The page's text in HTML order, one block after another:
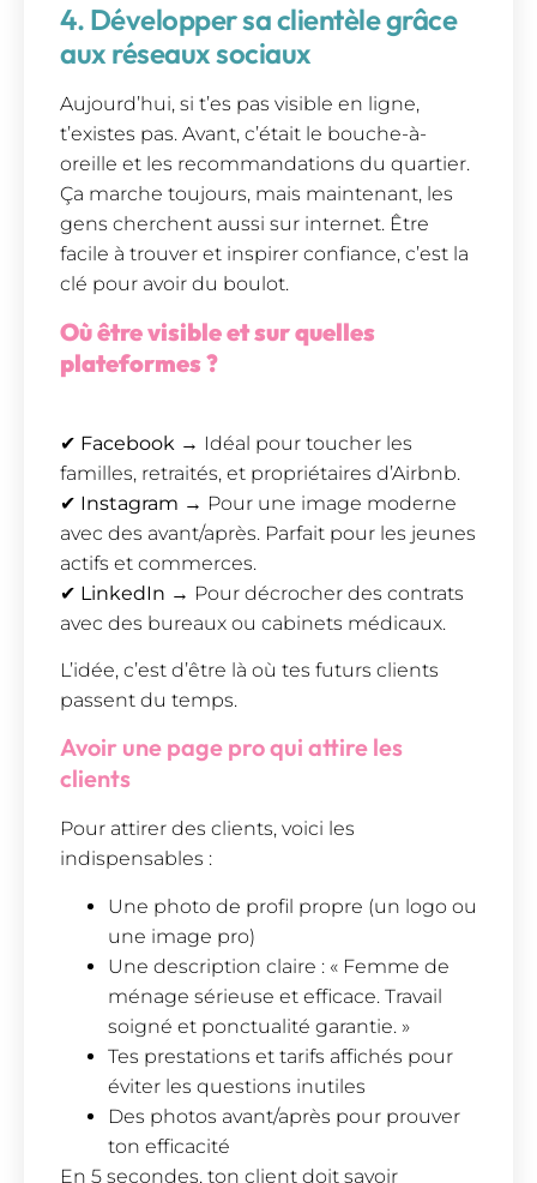
4. Développer sa clientèle grâce
aux réseaux sociaux
Aujourd’hui, si t’es pas visible en ligne,
t’existes pas. Avant, c’était le bouche-à-
oreille et les recommandations du quartier.
Ça marche toujours, mais maintenant, les
gens cherchent aussi sur internet. Être
facile à trouver et inspirer confiance, c’est la
clé pour avoir du boulot.
Où être visible et sur quelles
plateformes ?
✔ Facebook → Idéal pour toucher les
familles, retraités, et propriétaires d’Airbnb.
✔ Instagram → Pour une image moderne
avec des avant/après. Parfait pour les jeunes
actifs et commerces.
✔ LinkedIn → Pour décrocher des contrats
avec des bureaux ou cabinets médicaux.
L’idée, c’est d’être là où tes futurs clients
passent du temps.
Avoir une page pro qui attire les
clients
Pour attirer des clients, voici les
indispensables :
Une photo de profil propre (un logo ou
une image pro)
Une description claire : « Femme de
ménage sérieuse et efficace. Travail
soigné et ponctualité garantie. »
Tes prestations et tarifs affichés pour
éviter les questions inutiles
Des photos avant/après pour prouver
ton efficacité
En 5 secondes, ton client doit savoir